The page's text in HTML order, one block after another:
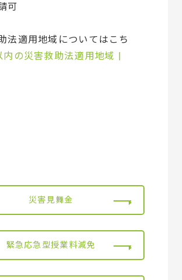
可
法適用地域についてはこち
内の災害救助法適用地域 |
災害見舞金
緊急応急型授業料減免